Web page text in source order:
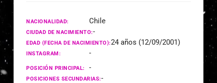
NACIONALIDAD: Chile
CIUDAD DE NACIMIENTO:-
EDAD (FECHA DE NACIMIENTO):24 años (12/09/2001)
INSTAGRAM: -
POSICIÓN PRINCIPAL: -
POSICIONES SECUNDARIAS:-